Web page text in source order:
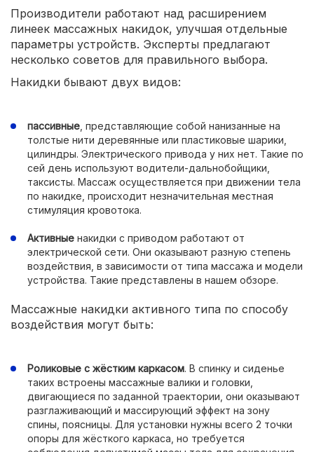
Производители работают над расширением
линеек массажных накидок, улучшая отдельные
параметры устройств. Эксперты предлагают
несколько советов для правильного выбора.
Накидки бывают двух видов:
пассивные , представляющие собой нанизанные на
толстые нити деревянные или пластиковые шарики,
цилиндры. Электрического привода у них нет. Такие по
сей день используют водители-дальнобойщики,
таксисты. Массаж осуществляется при движении тела
по накидке, происходит незначительная местная
стимуляция кровотока.
Активные накидки с приводом работают от
электрической сети. Они оказывают разную степень
воздействия, в зависимости от типа массажа и модели
устройства. Такие представлены в нашем обзоре.
Массажные накидки активного типа по способу
воздействия могут быть:
Роликовые с жёстким каркасом. В спинку и сиденье
таких встроены массажные валики и головки,
двигающиеся по заданной траектории, они оказывают
разглаживающий и массирующий эффект на зону
спины, поясницы. Для установки нужны всего 2 точки
опоры для жёсткого каркаса, но требуется